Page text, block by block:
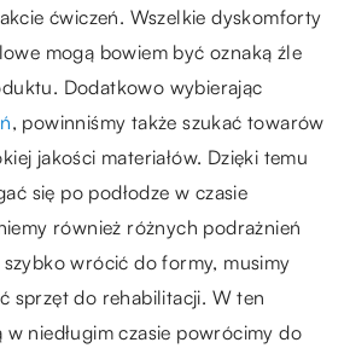
ćwiczeń. Wszelkie dyskomforty
mogą bowiem być oznaką źle
Dodatkowo wybierając
, powinniśmy także szukać towarów
jakości materiałów. Dzięki temu
się po podłodze w czasie
również różnych podrażnień
wrócić do formy, musimy
sprzęt do rehabilitacji. W ten
niedługim czasie powrócimy do